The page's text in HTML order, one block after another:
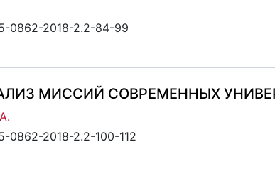
0862-2018-2.2-84-99
МИССИЙ СОВРЕМЕННЫХ
0862-2018-2.2-100-112